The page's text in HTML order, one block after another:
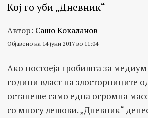
Кој го уби „Дневник“
Автор: Сашо Кокаланов
Објавено на 14 јуни 2017 во 11:04
Ако постоеја гробишта за
години власт на злосторниците
останеше само една огромна
со многу лешови. „Дневник“